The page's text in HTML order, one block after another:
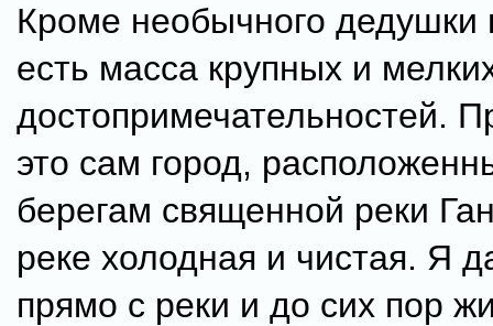
Кроме необычного
есть масса крупных и
достопримечательностей.
это сам город,
берегам священной реки
реке холодная и чистая. Я
прямо с реки и до сих пор